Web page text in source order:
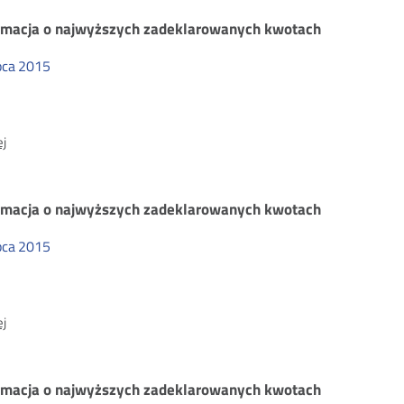
najwyższych
zadeklarowanych
kwotach
o najwyższych zadeklarowanych kwotach
2015
O:
najwyższych
zadeklarowanych
kwotach
o najwyższych zadeklarowanych kwotach
2015
O:
najwyższycho najwyższych zadeklarowanych kwotach